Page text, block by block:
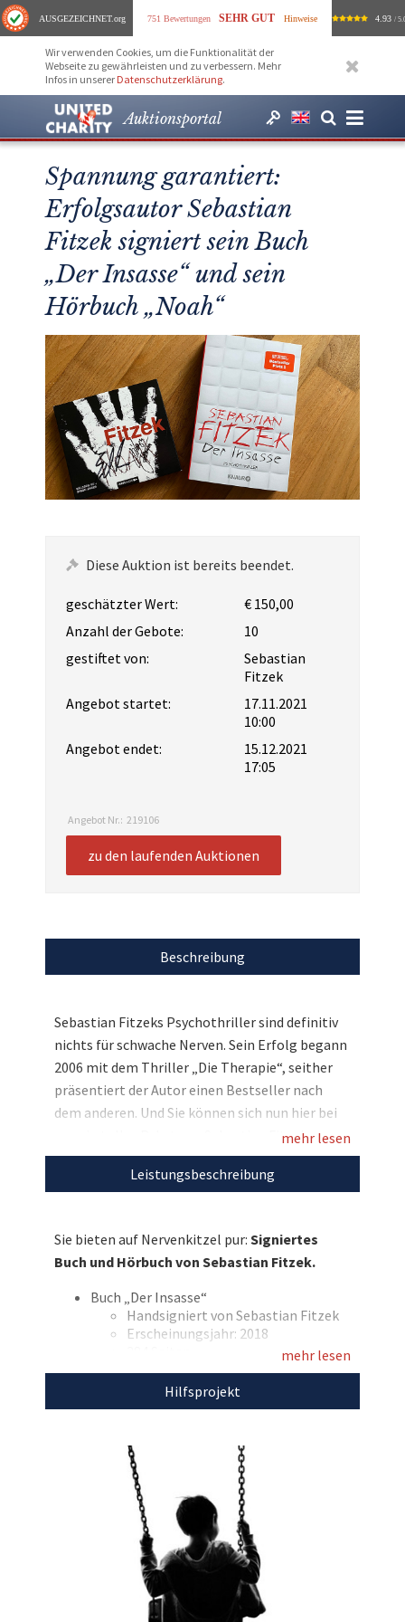
AUSGEZEICHNET.org 751 Bewertungen SEHR GUT Hinweise 4.93 /
Wir verwenden Cookies, um die Funktionalität der
Webseite zu gewährleisten und zu verbessern. Mehr
Infos in unserer Datenschutzerklärung.
Auktionsportal
Spannung garantiert:
Erfolgsautor Sebastian
Fitzek signiert sein Buch
„Der Insasse“ und sein
Hörbuch „Noah“
Diese Auktion ist bereits beendet.
geschätzter Wert:
€ 150,00
Anzahl der Gebote:
10
gestiftet von:
Sebastian
Fitzek
Angebot startet:
17.11.2021
10:00
Angebot endet:
15.12.2021
17:05
Angebot Nr.: 219106
zu den laufenden Auktionen
Beschreibung
Sebastian Fitzeks Psychothriller sind definitiv
nichts für schwache Nerven. Sein Erfolg begann
2006 mit dem Thriller „Die Therapie“, seither
präsentiert der Autor einen Bestseller nach
dem anderen. Und Sie können sich nun hier bei
uns ein tolles Paket von Sebastian Fitzek
sichern: Der Erfolgsautor stiftet seinen Thriller
„Noah“ als Hörbuch gelesen von Simon Jäger
und tun Sie Gutes!
einzigartige Auktionen für den guten Zweck!
mehr lesen
Leistungsbeschreibung
Sie bieten auf Nervenkitzel pur: Signiertes
Buch und Hörbuch von Sebastian Fitzek.
Buch „Der Insasse“
Handsigniert von Sebastian Fitzek
Erscheinungsjahr: 2018
Hörbuch „Noah“
Handsigniert von Sebastian Fitzek
und Simon Jäger
Den Erlös der Auktion „Spannung garantiert:
Erfolgsautor Sebastian Fitzek signiert sein
Buch „Der Insasse“ und sein Hörbuch „Noah““
leiten wir direkt, ohne Abzug von Kosten, an
One World Charity e.V.weiter, der damit
den an SMA erkrankten Savelij Boyko
mehr lesen
Hilfsprojekt